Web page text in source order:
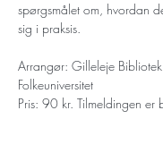
spørgsmålet om, hvordan
sig i praksis.
Arrangør: Gilleleje
Folkeuniversitet
Pris: 90 kr. Tilmeldingen er